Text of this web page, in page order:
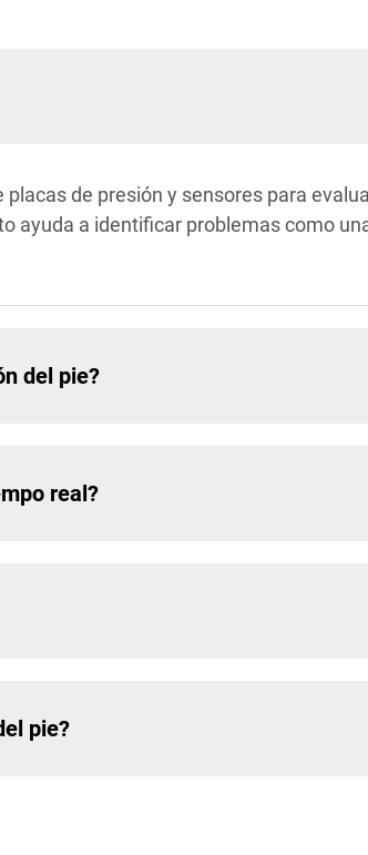
de presión y sensores para
ayuda a identificar problemas como
del pie?
real?
pie?